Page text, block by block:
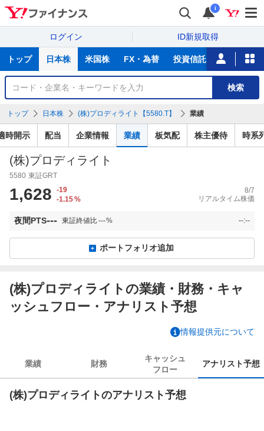
i
ログイン ID新規取得
サ
トップ 日本株 米国株 FX・為替 投資信託 ニュース
銘
検
索
検索
トップ 日本株 (株)プロディライト【5580.T】 業績
時開示 配当 企業情報 業績 板気配 株主優待 時系
(株)プロディライト
5580 東証GRT
1,628
-19
-1.15%
8/7
リアルタイム株価
夜間PTS--- 東証終値比---% --:--
ポートフォリオ追加
(株)プロディライトの業績・財務・キャ
ッシュフロー・アナリスト予想
情報提供元について
業績 財務
キャッシュ
フロー
アナリスト予想
(株)プロディライトのアナリスト予想